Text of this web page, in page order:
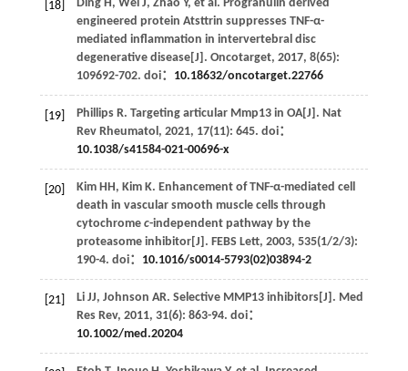
[18] Ding H , Wei J, Zhao Y, et al . Progranulin derived
engineered protein Atsttrin suppresses TNF-α-
mediated inflammation in intervertebral disc
degenerative disease[J]. Oncotarget, 2017, 8(65):
109692-702. doi： 10.18632/oncotarget.22766
[19] Phillips R. Targeting articular Mmp13 in OA[J]. Nat
Rev Rheumatol , 2021, 17(11): 645. doi：
10.1038/s41584-021-00696-x
[20] Kim HH , Kim K. Enhancement of TNF-α-mediated cell
death in vascular smooth muscle cells through
cytochrome c-independent pathway by the
proteasome inhibitor[J]. FEBS Lett, 2003, 535(1/2/3):
190-4. doi： 10.1016/s0014-5793(02)03894-2
[21] Li JJ, Johnson AR. Selective MMP13 inhibitors[J]. Med
Res Rev, 2011, 31(6): 863-94. doi：
10.1002/med.20204